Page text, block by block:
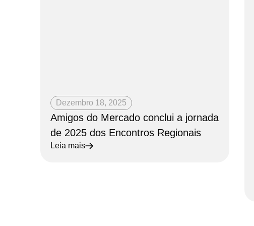
Dezembro 18, 2025
Amigos do Mercado conclui a jornada
de 2025 dos Encontros Regionais
Leia mais